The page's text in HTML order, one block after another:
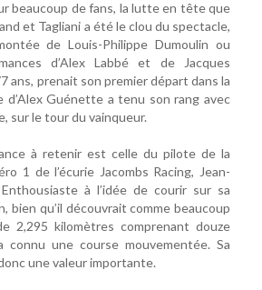
beaucoup de fans, la lutte en tête que
et Tagliani a été le clou du spectacle,
de Louis-Philippe Dumoulin ou
d’Alex Labbé et de Jacques
ans, prenait son premier départ dans la
d’Alex Guénette a tenu son rang avec
sur le tour du vainqueur.
à retenir est celle du pilote de la
1 de l’écurie Jacombs Racing, Jean-
à l’idée de courir sur sa
bien qu’il découvrait comme beaucoup
2,295 kilomètres comprenant douze
connu une course mouvementée. Sa
une valeur importante.